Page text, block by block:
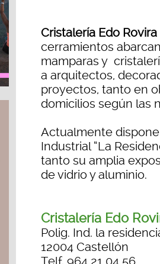
Cristalería Edo Rovira
cerramientos
mamparas y
a arquitectos,
proyectos, tanto en
domicilios según las
Actualmente
Industrial “La
tanto su amplia
de vidrio y aluminio.
Cristalería Edo
Polig. Ind. la
12004 Castellón